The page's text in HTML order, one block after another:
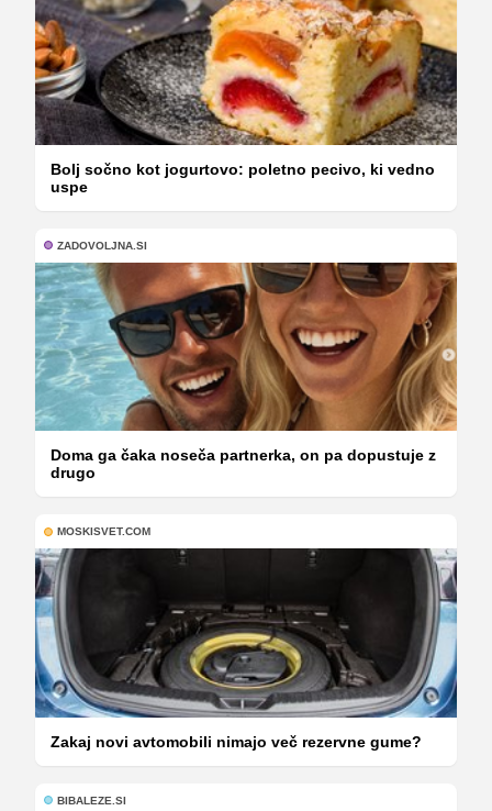
Bolj sočno kot jogurtovo: poletno pecivo, ki vedno
uspe
ZADOVOLJNA.SI
Doma ga čaka noseča partnerka, on pa dopustuje z
drugo
MOSKISVET.COM
Zakaj novi avtomobili nimajo več rezervne gume?
BIBALEZE.SI